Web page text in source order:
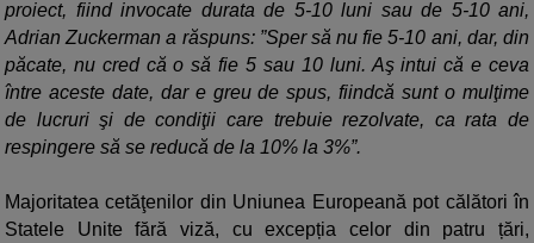
proiect, fiind invocate durata de 5-10 luni sau de 5-10 ani,
Adrian Zuckerman a răspuns: ”Sper să nu fie 5-10 ani, dar, din
păcate, nu cred că o să fie 5 sau 10 luni. Aş intui că e ceva
între aceste date, dar e greu de spus, fiindcă sunt o mulţime
de lucruri şi de condiţii care trebuie rezolvate, ca rata de
respingere să se reducă de la 10% la 3%”.
Majoritatea cetăţenilor din Uniunea Europeană pot călători în
Statele Unite fără viză, cu excepția celor din patru țări,